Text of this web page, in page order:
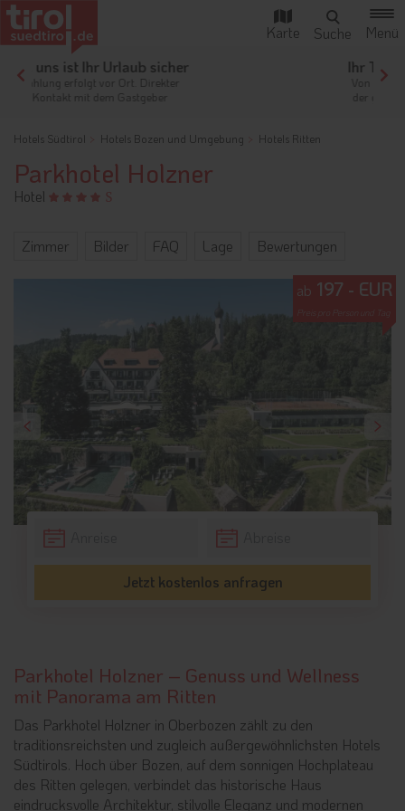
Ihr Traumurlaub beginnt hier!
Von der Buchung bis zum Aufenthalt,
der gesamte Ablauf ist unkompliziert
Hotels Südtirol Hotels Bozen und Umgebung Hotels Ritten
Parkhotel Holzner
Hotel
Zimmer Bilder FAQ Lage Bewertungen
ab 197 - EUR
Jetzt kostenlos anfragen
Parkhotel Holzner – Genuss und Wellness
mit Panorama am Ritten
Das Parkhotel Holzner in Oberbozen zählt zu den
traditionsreichsten und zugleich außergewöhnlichsten Hotels
Südtirols. Hoch über Bozen, auf dem sonnigen Hochplateau
des Ritten gelegen, verbindet das historische Haus
eindrucksvolle Architektur, stilvolle Eleganz und modernen